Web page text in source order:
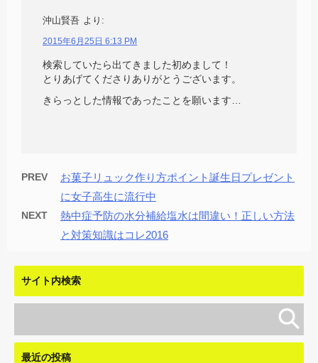
沖山賢吾 より:
2015年6月25日 6:13 PM
検索していたら出てきました初めまして！
とりあげてくださりありがとうございます。
きらっとした情報であったことを願います…
PREV
お菓子リュック作り方ポイント誕生日プレゼント
に女子高生に流行中
NEXT
熱中症予防の水分補給塩水は間違い！正しい方法
と対策知識はコレ2016
サイト内検索
最近の投稿